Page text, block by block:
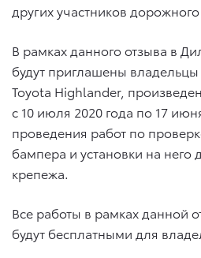
других участников
В рамках данного отзыва в
будут приглашены
Toyota Highlander,
с 10 июля 2020 года по 17
проведения работ по
бампера и установки на него
крепежа.
Все работы в рамках данной
будут бесплатными для